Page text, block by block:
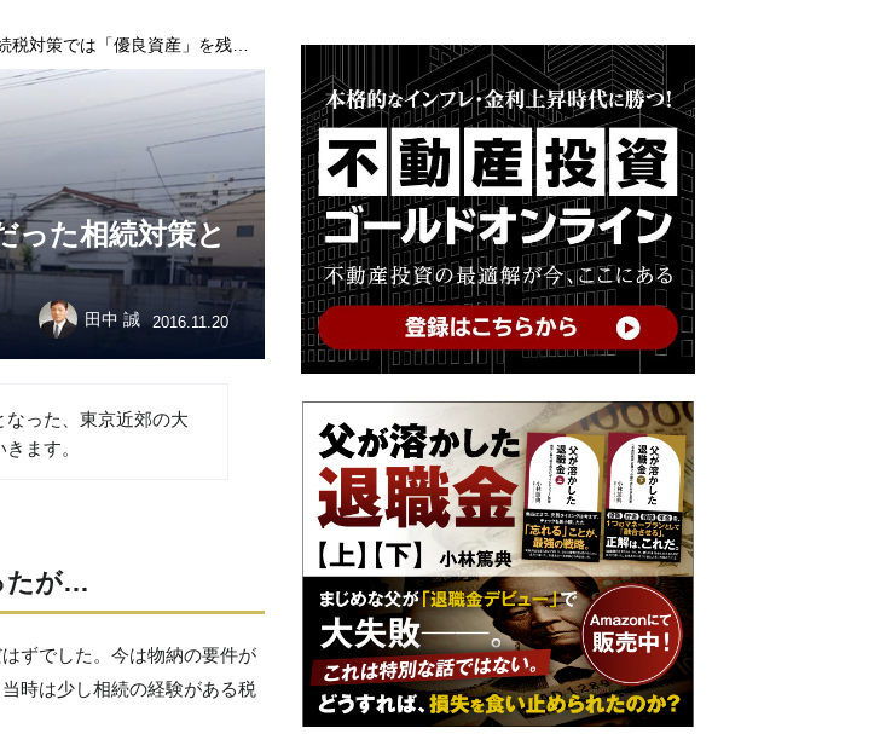
った相続対策と
田中 誠 2016.11.20
った、東京近郊の大
ます。
たが…
ずでした。今は物納の要件が
時は少し相続の経験がある税